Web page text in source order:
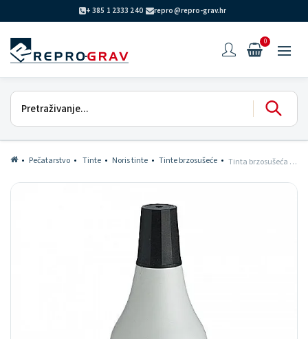
+ 385 1 2333 240 repro@repro-grav.hr
0
Pečatarstvo Tinte Noris tinte Tinte brzosušeće Tinta brzosušeća 201